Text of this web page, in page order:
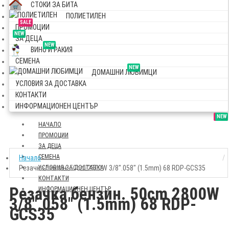
СТОКИ ЗА БИТА
ПОЛИЕТИЛЕН
SALE
ПРОМОЦИИ
NEW
ЗА ДЕЦА
NEW
ВИНО И РАКИЯ
СЕМЕНА
NEW
ДОМАШНИ ЛЮБИМЦИ
УСЛОВИЯ ЗА ДОСТАВКА
КОНТАКТИ
ИНФОРМАЦИОНЕН ЦЕНТЪР
НАЧАЛО
SALE
ПРОМОЦИИ
NEW
ЗА ДЕЦА
СЕМЕНА
УСЛОВИЯ ЗА ДОСТАВКА
КОНТАКТИ
ИНФОРМАЦИОНЕН ЦЕНТЪР
Начало
Резачка бензин. 50cm 2800W 3/8".058" (1.5mm) 68 RDP-GCS35
Резачка бензин. 50cm 2800W
3/8".058" (1.5mm) 68 RDP-
GCS35